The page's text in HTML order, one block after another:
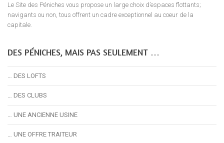
Le Site des Péniches vous propose un large choix d’espaces flottants;
navigants ou non, tous offrent un cadre exceptionnel au coeur de la
capitale.
DES PÉNICHES, MAIS PAS SEULEMENT …
… DES LOFTS
… DES CLUBS
… UNE ANCIENNE USINE
… UNE OFFRE TRAITEUR